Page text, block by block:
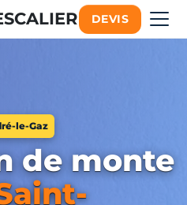
DEVIS
le-Gaz
de monte